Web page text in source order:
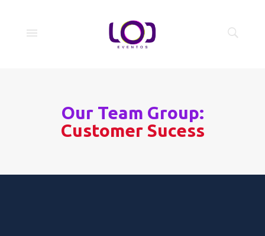
Our Team Group:
Customer Sucess